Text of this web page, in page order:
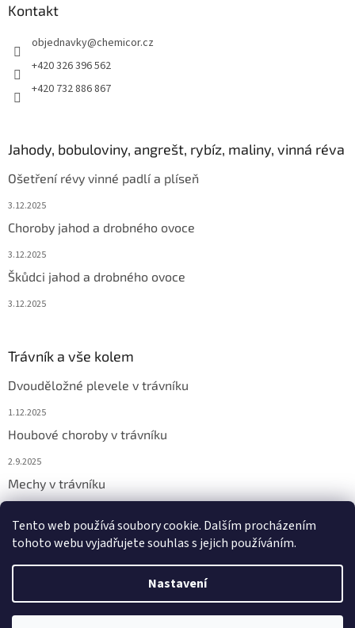
Tento web používá soubory cookie. Dalším procházením
tohoto webu vyjadřujete souhlas s jejich používáním.
Nastavení
Kontakt
objednavky@chemicor.cz
+420 326 396 562
+420 732 886 867
Jahody, bobuloviny, angrešt, rybíz, maliny, vinná réva
Ošetření révy vinné padlí a plíseň
3.12.2025
Choroby jahod a drobného ovoce
3.12.2025
Škůdci jahod a drobného ovoce
3.12.2025
Trávník a vše kolem
Dvouděložné plevele v trávníku
1.12.2025
Houbové choroby v trávníku
2.9.2025
Mechy v trávníku
Copyright 2026Chemicor. Všechna práva vyhrazena.Upravit